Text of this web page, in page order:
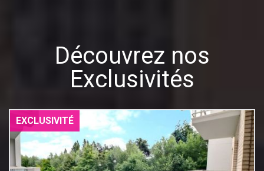
Découvrez nos
Exclusivités
EXCLUSIVITÉ